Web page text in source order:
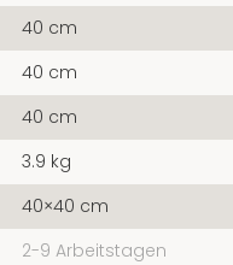
40 cm
40 cm
40 cm
3.9 kg
40×40 cm
2-9 Arbeitstagen